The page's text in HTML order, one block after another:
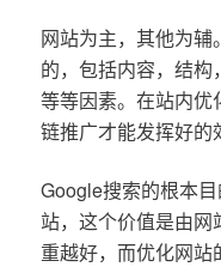
网站为主，其他为
的，包括内容，结
等等因素。在站内
链推广才能发挥好的
Google搜索的根本
站，这个价值是由
重越好，而优化网站